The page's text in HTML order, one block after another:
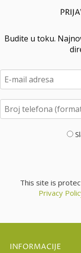
Budite u toku.
This site is
Privacy
INFORMACIJE